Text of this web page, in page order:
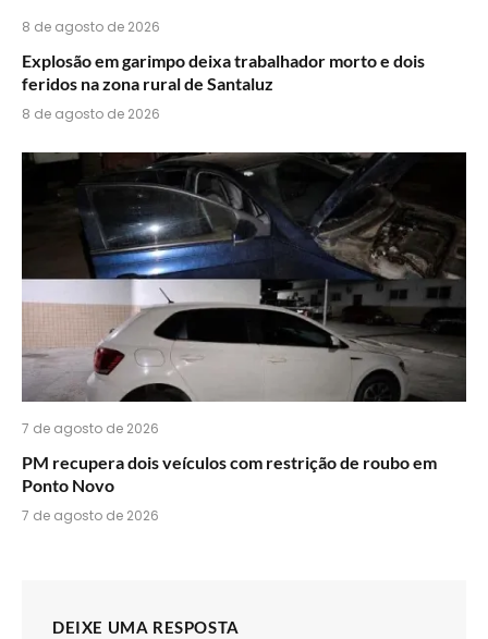
8 de agosto de 2026
Explosão em garimpo deixa trabalhador morto e dois
feridos na zona rural de Santaluz
8 de agosto de 2026
7 de agosto de 2026
PM recupera dois veículos com restrição de roubo em
Ponto Novo
7 de agosto de 2026
DEIXE UMA RESPOSTA